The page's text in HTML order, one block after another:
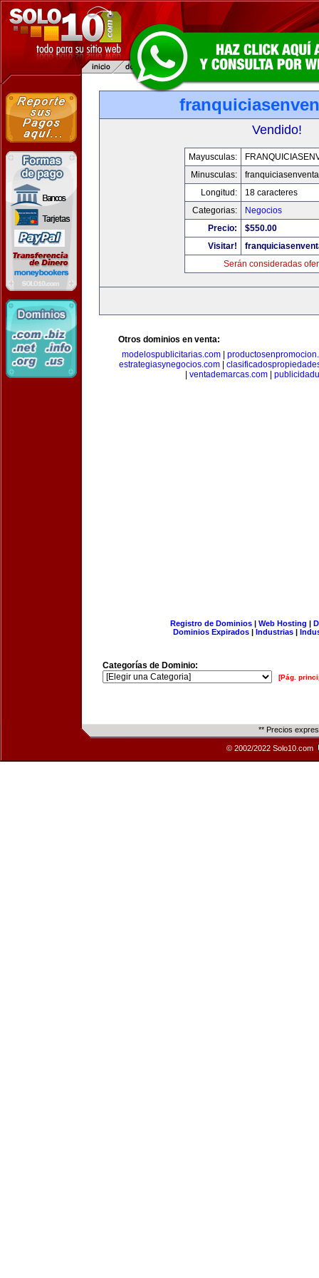
Vendido!
Mayusculas:
Minusculas:
Longitud:
18 caracteres
Categorias:
Negocios
Precio:
$550.00
Visitar!
Serán consideradas
Otros dominios en venta:
modelospublicitarias.com
estrategiasynegocios.com|
ventademarcas.com
Registro de Dominios| Web Hosting |
Dominios Expirados | Industrias |
Categorías de Dominio:
[Pág.
** Precios
© 2002/2022 Solo10.com